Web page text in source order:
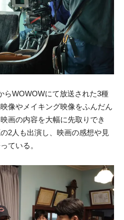
らWOWOWにて放送された3種
像やメイキング映像をふんだん
画の内容を大幅に先取りでき
2人も出演し、映画の感想や見
ている。